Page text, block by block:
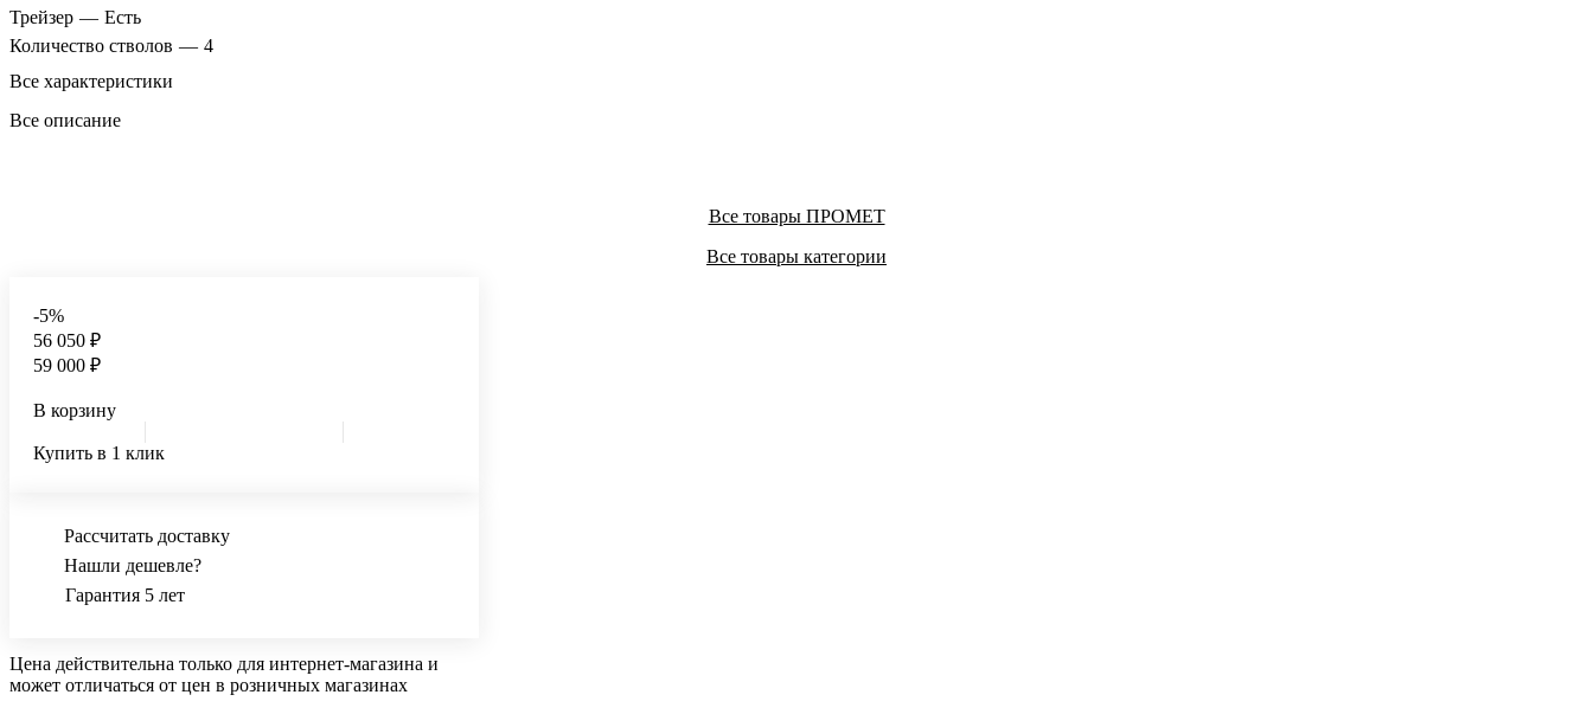
Трейзер — Есть
Количество стволов — 4
Все характеристики
Все описание
Все товары ПРОМЕТ
Все товары категории
-5%
56 050 ₽
59 000 ₽
В корзину
Купить в 1 клик
Рассчитать доставку
Нашли дешевле?
Гарантия 5 лет
Цена действительна только для интернет-магазина и
может отличаться от цен в розничных магазинах